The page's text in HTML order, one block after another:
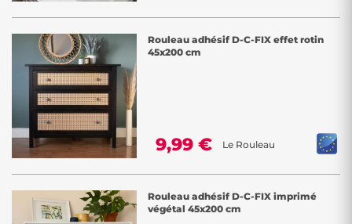
Rouleau adhésif D-C-FIX effet rotin
45x200 cm
9,99 € Le Rouleau
Rouleau adhésif D-C-FIX imprimé
végétal 45x200 cm